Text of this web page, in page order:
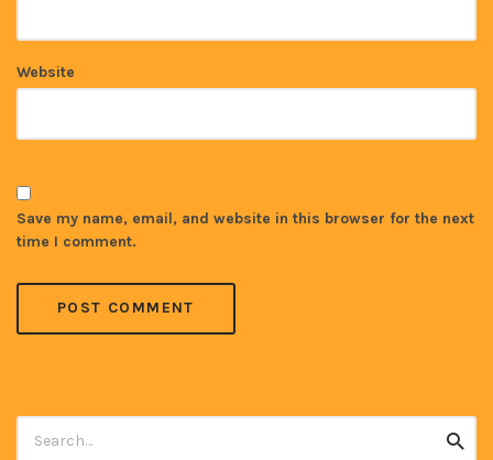
Website
Save my name, email, and website in this browser for the next
time I comment.
for: